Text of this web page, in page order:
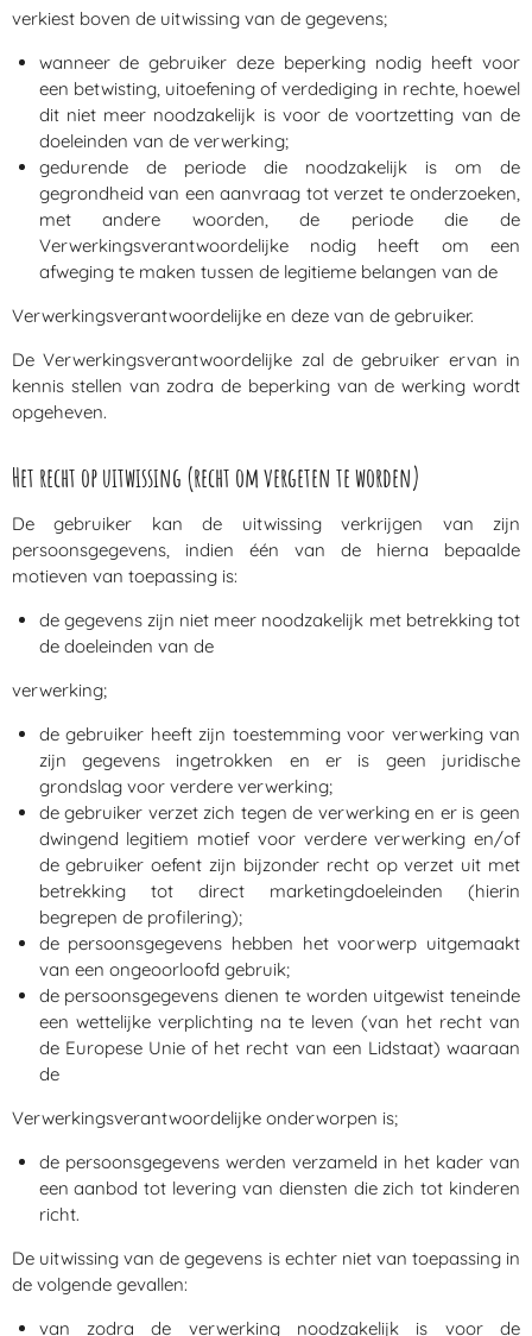
verkiest boven de uitwissing van de gegevens;
wanneer de gebruiker deze beperking nodig heeft voor
een betwisting, uitoefening of verdediging in rechte, hoewel
dit niet meer noodzakelijk is voor de voortzetting van de
doeleinden van de verwerking;
gedurende de periode die noodzakelijk is om de
gegrondheid van een aanvraag tot verzet te onderzoeken,
met andere woorden, de periode die de
Verwerkingsverantwoordelijke nodig heeft om een
afweging te maken tussen de legitieme belangen van de
Verwerkingsverantwoordelijke en deze van de gebruiker.
De Verwerkingsverantwoordelijke zal de gebruiker ervan in
kennis stellen van zodra de beperking van de werking wordt
opgeheven.
Het recht op uitwissing (recht om vergeten te worden)
De gebruiker kan de uitwissing verkrijgen van zijn
persoonsgegevens, indien één van de hierna bepaalde
motieven van toepassing is:
de gegevens zijn niet meer noodzakelijk met betrekking tot
de doeleinden van de
verwerking;
de gebruiker heeft zijn toestemming voor verwerking van
zijn gegevens ingetrokken en er is geen juridische
grondslag voor verdere verwerking;
de gebruiker verzet zich tegen de verwerking en er is geen
dwingend legitiem motief voor verdere verwerking en/of
de gebruiker oefent zijn bijzonder recht op verzet uit met
betrekking tot direct marketingdoeleinden (hierin
begrepen de profilering);
de persoonsgegevens hebben het voorwerp uitgemaakt
van een ongeoorloofd gebruik;
de persoonsgegevens dienen te worden uitgewist teneinde
een wettelijke verplichting na te leven (van het recht van
de Europese Unie of het recht van een Lidstaat) waaraan
de
Verwerkingsverantwoordelijke onderworpen is;
de persoonsgegevens werden verzameld in het kader van
een aanbod tot levering van diensten die zich tot kinderen
richt.
De uitwissing van de gegevens is echter niet van toepassing in
de volgende gevallen:
van zodra de verwerking noodzakelijk is voor de